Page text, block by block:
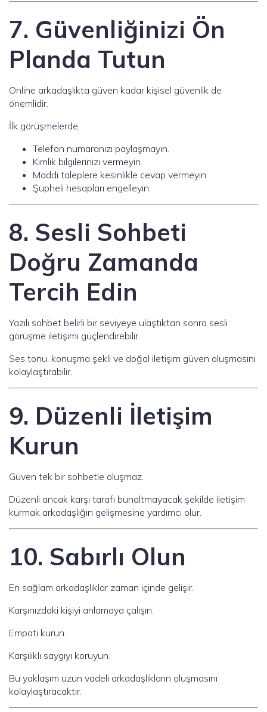
7. Güvenliğinizi Ön
Planda Tutun
Online arkadaşlıkta güven kadar kişisel güvenlik de
önemlidir.
İlk görüşmelerde;
Telefon numaranızı paylaşmayın.
Kimlik bilgilerinizi vermeyin.
Maddi taleplere kesinlikle cevap vermeyin.
Şüpheli hesapları engelleyin.
8. Sesli Sohbeti
Doğru Zamanda
Tercih Edin
Yazılı sohbet belirli bir seviyeye ulaştıktan sonra sesli
görüşme iletişimi güçlendirebilir.
Ses tonu, konuşma şekli ve doğal iletişim güven oluşmasını
kolaylaştırabilir.
9. Düzenli İletişim
Kurun
Güven tek bir sohbetle oluşmaz.
Düzenli ancak karşı tarafı bunaltmayacak şekilde iletişim
kurmak arkadaşlığın gelişmesine yardımcı olur.
10. Sabırlı Olun
En sağlam arkadaşlıklar zaman içinde gelişir.
Karşınızdaki kişiyi anlamaya çalışın.
Empati kurun.
Karşılıklı saygıyı koruyun.
Bu yaklaşım uzun vadeli arkadaşlıkların oluşmasını
kolaylaştıracaktır.